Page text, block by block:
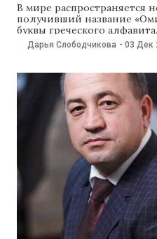
В мире распространяется
получивший название
буквы греческого
свойства и
против нового штамма. А
знают об «Омикроне» и
Молдову.
Дарья Слободчикова - 03 Дек